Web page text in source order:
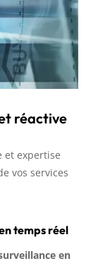
réactive
et expertise
vos services
temps réel
en